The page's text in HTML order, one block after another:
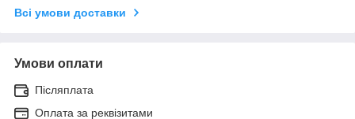
Всі умови доставки
Умови оплати
Післяплата
Оплата за реквізитами